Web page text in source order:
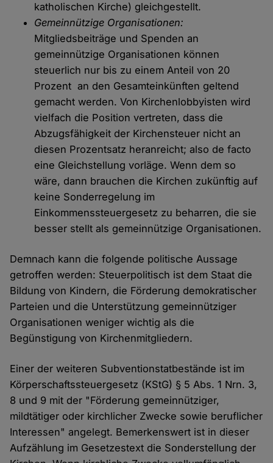
katholischen Kirche) gleichgestellt.
Gemeinnützige Organisationen:
Mitgliedsbeiträge und Spenden an
gemeinnützige Organisationen können
steuerlich nur bis zu einem Anteil von 20
Prozent an den Gesamteinkünften geltend
gemacht werden. Von Kirchenlobbyisten wird
vielfach die Position vertreten, dass die
Abzugsfähigkeit der Kirchensteuer nicht an
diesen Prozentsatz heranreicht; also de facto
eine Gleichstellung vorläge. Wenn dem so
wäre, dann brauchen die Kirchen zukünftig auf
keine Sonderregelung im
Einkommenssteuergesetz zu beharren, die sie
besser stellt als gemeinnützige Organisationen.
Demnach kann die folgende politische Aussage
getroffen werden: Steuerpolitisch ist dem Staat die
Bildung von Kindern, die Förderung demokratischer
Parteien und die Unterstützung gemeinnütziger
Organisationen weniger wichtig als die
Begünstigung von Kirchenmitgliedern.
Einer der weiteren Subventionstatbestände ist im
Körperschaftssteuergesetz (KStG) § 5 Abs. 1 Nrn. 3,
8 und 9 mit der "Förderung gemeinnütziger,
mildtätiger oder kirchlicher Zwecke sowie beruflicher
Interessen" angelegt. Bemerkenswert ist in dieser
Aufzählung im Gesetzestext die Sonderstellung der